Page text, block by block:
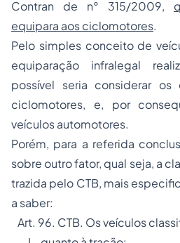
Contran de n° 315/2009,
equipara aos ciclomotores.
Pelo simples conceito de
equiparação infralegal
possível seria considerar
ciclomotores, e, por
veículos automotores.
Porém, para a referida
sobre outro fator, qual seja, a
trazida pelo CTB, mais
a saber:
Art. 96. CTB. Os veículos